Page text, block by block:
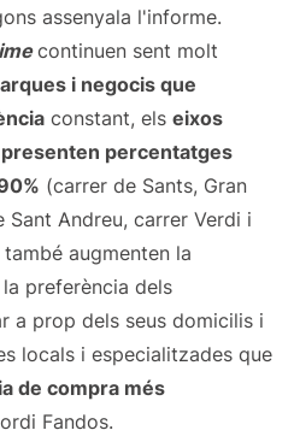
assenyala l'informe.
continuen sent molt
i negocis que
constant, els eixos
percentatges
(carrer de Sants, Gran
Sant Andreu, carrer Verdi i
augmenten la
preferència dels
a prop dels seus domicilis i
locals i especialitzades que
de compra més
Fandos.